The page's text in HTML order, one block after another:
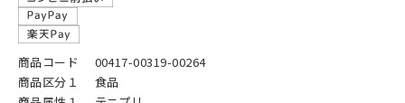
商品コード
00417-00319-00264
商品区分１
食品